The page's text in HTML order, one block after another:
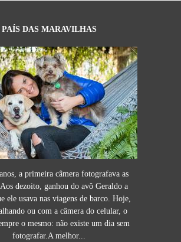
PAÍS DAS MARAVILHAS
a primeira câmera fotografava as
dezoito, ganhou do avô Geraldo a
ele usava nas viagens de barco. Hoje,
ou com a câmera do celular, o
o mesmo: não existe um dia sem
fotografar.A melhor...